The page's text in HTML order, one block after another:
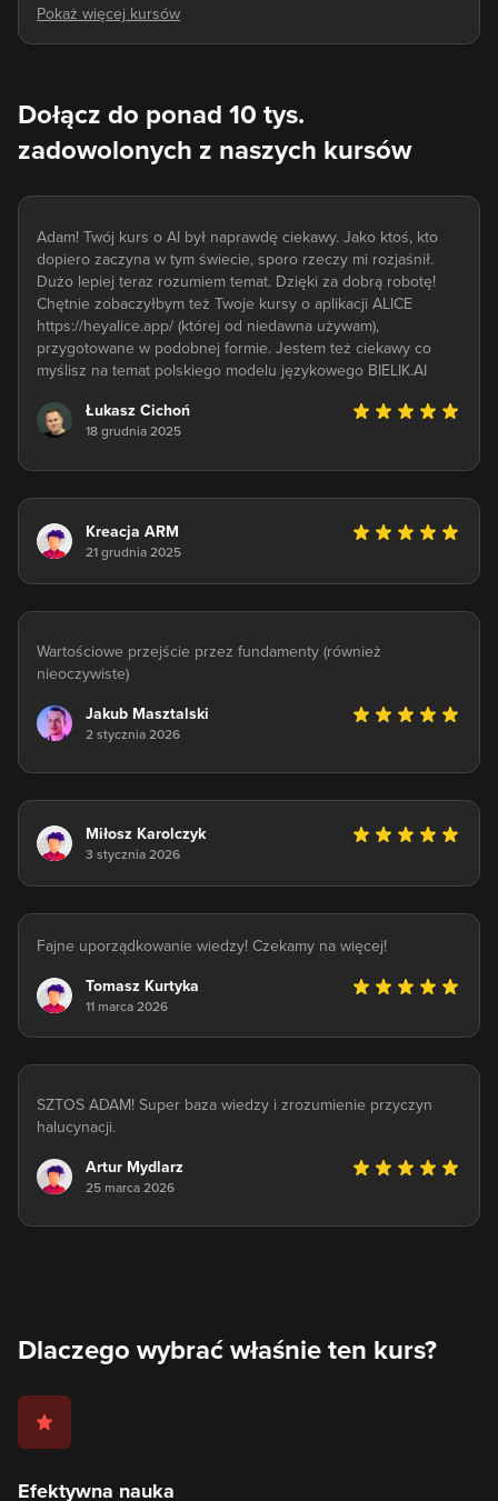
Dołącz do ponad 10 tys.
zadowolonych z naszych kursów
Adam! Twój kurs o AI był naprawdę ciekawy. Jako ktoś, kto
dopiero zaczyna w tym świecie, sporo rzeczy mi rozjaśnił.
Dużo lepiej teraz rozumiem temat. Dzięki za dobrą robotę!
Chętnie zobaczyłbym też Twoje kursy o aplikacji ALICE
https://heyalice.app/ (której od niedawna używam),
przygotowane w podobnej formie. Jestem też ciekawy co
myślisz na temat polskiego modelu językowego BIELIK.AI
Łukasz Cichoń
18 grudnia 2025
Kreacja ARM
21 grudnia 2025
Wartościowe przejście przez fundamenty (również
nieoczywiste)
Jakub Masztalski
2 stycznia 2026
Miłosz Karolczyk
3 stycznia 2026
Fajne uporządkowanie wiedzy! Czekamy na więcej!
Tomasz Kurtyka
11 marca 2026
SZTOS ADAM! Super baza wiedzy i zrozumienie przyczyn
halucynacji.
Artur Mydlarz
25 marca 2026
Dlaczego wybrać właśnie ten kurs?
Efektywna nauka